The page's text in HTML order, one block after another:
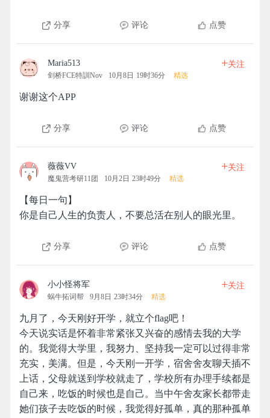
分享 评论 点赞
Maria513
剑桥FCE特訓Nov 10月8日 19时36分 精选
+关注
谢谢这个APP
分享 评论 点赞
薇薇VV
魔鬼营考研11团 10月2日 23时49分 精选
+关注
【每日一句】
你是自己人生的负责人，不要总活在别人的眼光里。
分享 评论 点赞
小小怪将军
蜗牛拓词帮 9月8日 23时34分 精选
+关注
九月了，今天刚好开学，就立个flag吧！
今天说实话是怀着非常紧张又兴奋的感情去我的大学
的。我觉得大学里，我努力、坚持我一定可以过得非常
充实，美满。但是，今天刚一开学，宿舍舍友聊天插不
上话，父母就送到学校就走了，学校所有办理手续都是
自己来，吃饭的时候也是自己。当中午舍友家长都带走
她们孩子去吃饭的时候，我觉得好孤单，真的那种孤单